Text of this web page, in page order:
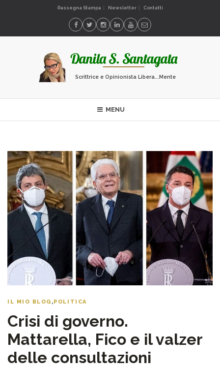
Rassegna Stampa Newsletter Contatti
Scrittrice e Opinionista Libera...Mente
MENU
IL MIO BLOG ,POLITICA
Crisi di governo.
Mattarella, Fico e il valzer
delle consultazioni